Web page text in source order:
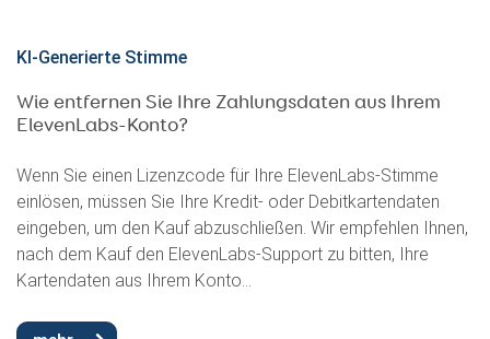
KI-Generierte Stimme
Wie entfernen Sie Ihre Zahlungsdaten aus Ihrem
ElevenLabs-Konto?
Wenn Sie einen Lizenzcode für Ihre ElevenLabs-Stimme
einlösen, müssen Sie Ihre Kredit- oder Debitkartendaten
eingeben, um den Kauf abzuschließen. Wir empfehlen Ihnen,
nach dem Kauf den ElevenLabs-Support zu bitten, Ihre
Kartendaten aus Ihrem Konto...